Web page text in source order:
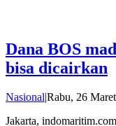
Dana BOS
bisa dicairkan
NasionalRabu, 26
Jakarta,